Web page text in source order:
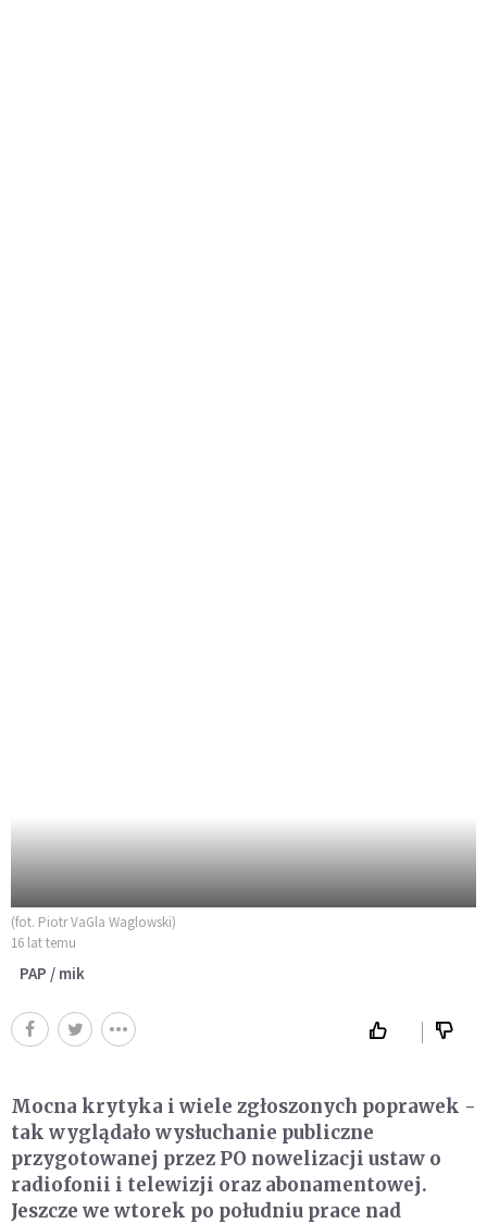
(fot. Piotr VaGla Waglowski)
16 lat temu
PAP / mik
Mocna krytyka i wiele zgłoszonych poprawek -
tak wyglądało wysłuchanie publiczne
przygotowanej przez PO nowelizacji ustaw o
radiofonii i telewizji oraz abonamentowej.
Jeszcze we wtorek po południu prace nad